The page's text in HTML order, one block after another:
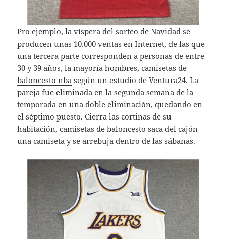
Pro ejemplo, la víspera del sorteo de Navidad se
producen unas 10.000 ventas en Internet, de las que
una tercera parte corresponden a personas de entre
30 y 39 años, la mayoría hombres,camisetas de
baloncesto nba según un estudio de Ventura24. La
pareja fue eliminada en la segunda semana de la
temporada en una doble eliminación, quedando en
el séptimo puesto. Cierra las cortinas de su
habitación,camisetas de baloncesto saca del cajón
una camiseta y se arrebuja dentro de las sábanas.